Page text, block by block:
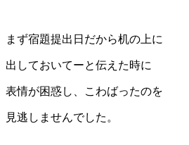
まず宿題提出日だから机の上に
出しておいてーと伝えた時に
表情が困惑し、こわばったのを
見逃しませんでした。